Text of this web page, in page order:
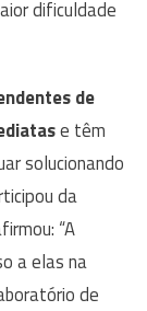
dificuldade
de
e têm
solucionando
da
“A
a elas na
de